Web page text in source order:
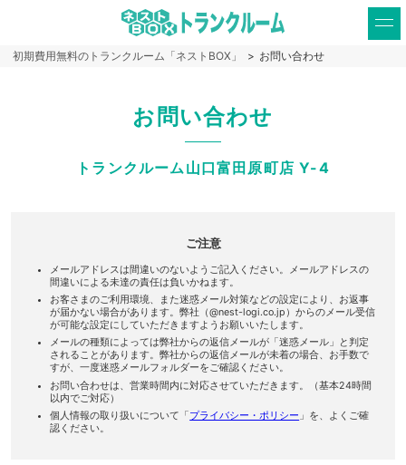
初期費用無料のトランクルーム「ネストBOX」 > お問い合わせ
お問い合わせ
トランクルーム山口富田原町店 Y-4
ご注意
メールアドレスは間違いのないようご記入ください。メールアドレスの
間違いによる未達の責任は負いかねます。
お客さまのご利用環境、また迷惑メール対策などの設定により、お返事
が届かない場合があります。弊社（@nest-logi.co.jp）からのメール受信
が可能な設定にしていただきますようお願いいたします。
メールの種類によっては弊社からの返信メールが「迷惑メール」と判定
されることがあります。弊社からの返信メールが未着の場合、お手数で
すが、一度迷惑メールフォルダーをご確認ください。
お問い合わせは、営業時間内に対応させていただきます。（基本24時間
以内でご対応）
個人情報の取り扱いについて「 プライバシー・ポリシー 」を、よくご確
認ください。